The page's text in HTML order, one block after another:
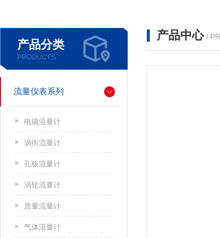
产品分类
PRODUCTS
流量仪表系列
电磁流量计
涡街流量计
孔板流量计
涡轮流量计
质量流量计
气体流量计
产品中心 /